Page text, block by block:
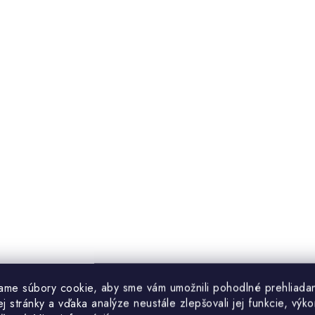
súbory cookie, aby sme vám umožnili pohodlné
stránky a vďaka analýze neustále zlepšovali jej funkcie,